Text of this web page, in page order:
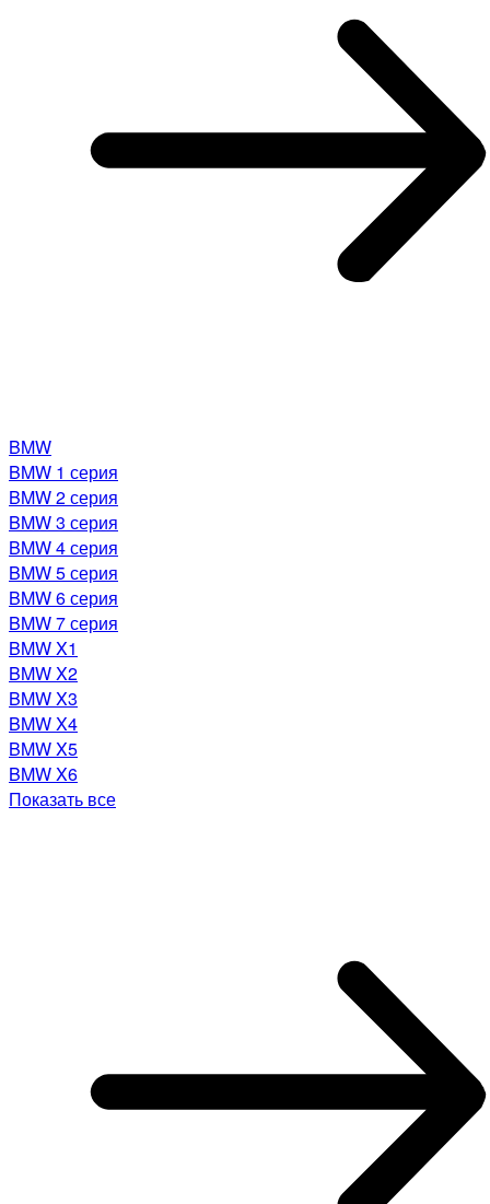
BMW
BMW 1 серия
BMW 2 серия
BMW 3 серия
BMW 4 серия
BMW 5 серия
BMW 6 серия
BMW 7 серия
BMW X1
BMW X2
BMW X3
BMW X4
BMW X5
BMW X6
Показать все